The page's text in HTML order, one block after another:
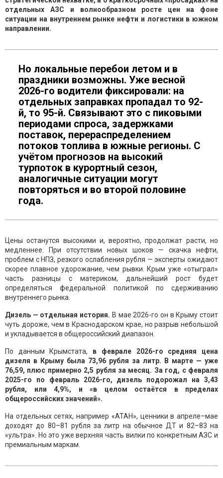
отдельных АЗС и волнообразном росте цен на фоне
ситуации на внутреннем рынке нефти и логистики в южном
направлении.
Но локальные перебои летом и в
праздники возможны. Уже весной
2026-го водители фиксировали: на
отдельных заправках пропадал то 92-
й, то 95-й. Связывают это с пиковыми
периодами спроса, задержками
поставок, перераспределением
потоков топлива в южные регионы. С
учётом прогнозов на высокий
турпоток в курортный сезон,
аналогичные ситуации могут
повторяться и во второй половине
года.
Цены останутся высокими и, вероятно, продолжат расти, но
медленнее. При отсутствии новых шоков — скачка нефти,
проблем с НПЗ, резкого ослабления рубля — эксперты ожидают
скорее плавное удорожание, чем рывки. Крым уже «отыграл»
часть разницы с материком, дальнейший рост будет
определяться федеральной политикой по сдерживанию
внутреннего рынка.
Дизель — отдельная история. В мае 2026-го он в Крыму стоит
чуть дороже, чем в Краснодарском крае, но разрыв небольшой
и укладывается в общероссийский диапазон.
По данным Крымстата, в феврале 2026-го средняя цена
дизеля в Крыму была 73,96 рубля за литр. В марте — уже
76,59, плюс примерно 2,5 рубля за месяц. За год, с февраля
2025-го по февраль 2026-го, дизель подорожал на 3,43
рубля, или 4,9%, и «в целом остаётся в пределах
общероссийских значений».
На отдельных сетях, например «АТАН», ценники в апреле–мае
доходят до 80–81 рубля за литр на обычное ДТ и 82–83 на
«ультра». Но это уже верхняя часть вилки по конкретным АЗС и
премиальным маркам.